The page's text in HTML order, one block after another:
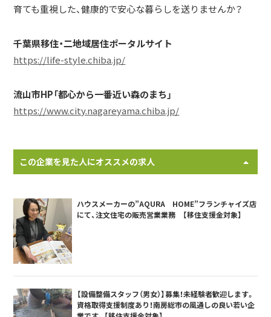
育ても重視した、健康的で安心な暮らしを送りませんか？
千葉県移住・二地域居住ポータルサイト
https://life-style.chiba.jp/
流山市HP「都心から一番近い森のまち」
https://www.city.nagareyama.chiba.jp/
この企業を見た人にオススメの求人
ハウスメーカーの”AQURA HOME”フランチャイズ店
にて、注文住宅の販売営業業務 【移住支援金対象】
【設備整備スタッフ（男女）】募集！未経験者歓迎します。
資格取得支援制度あり！南房総市の風通しの良い若い企